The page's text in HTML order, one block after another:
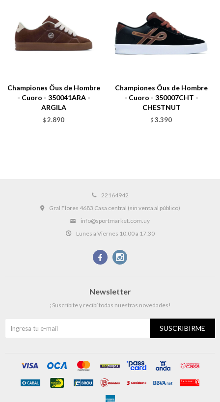
Championes Öus de Hombre
- Cuoro - 350041ARA -
ARGILA
$ 2.890
Championes Öus de Hombre
- Cuoro - 350007CHT -
CHESTNUT
$ 3.390
22164942
Gral Flores 4683 Casa central (sin venta al público)
info@sportmarket.com.uy
Lunes a Viernes 10:00 a 17:30
 
Newsletter
¡Suscribite y recibí todas nuestras novedades!
SUSCRIBIRME